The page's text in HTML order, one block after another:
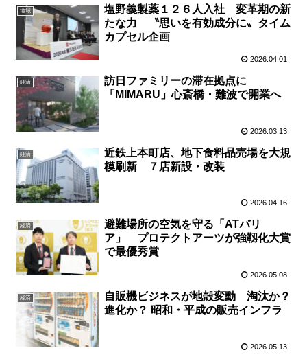
地域
塩野義製薬１２６人入社 変革期の新
たな力 〝思いを有効成分に〟タイム
カプセル企画
2026.04.01
経済
訪日ファミリーの滞在拠点に
「MIMARU」心斎橋・難波で開業へ
2026.03.13
経済
近鉄上本町店、地下食料品売場を大規
模刷新 ７店新設・改装
2026.04.16
経済
避難場所の空気を守る「ATバリ
ア」 プロテクトアーツが強靱化大賞
で最優秀賞
2026.05.08
経済
自販機ビジネスが地殻変動 淘汰か？
進化か？ 昭和・平成の販売インフラ
2026.05.13